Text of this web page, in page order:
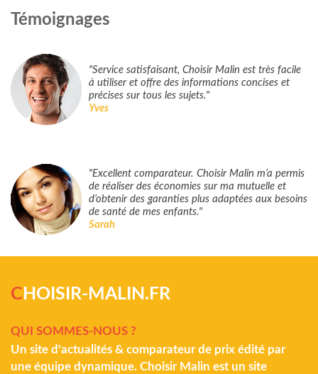
Témoignages
"Service satisfaisant, Choisir Malin est très facile
à utiliser et offre des informations concises et
précises sur tous les sujets."
Yves
"Excellent comparateur. Choisir Malin m’a permis
de réaliser des économies sur ma mutuelle et
d’obtenir des garanties plus adaptées aux besoins
de santé de mes enfants."
Sarah
C HOISIR-MALIN.FR
QUI SOMMES-NOUS ?
Un site d'actualités & comparateur de prix édité par
une équipe dynamique. Choisir Malin est un site